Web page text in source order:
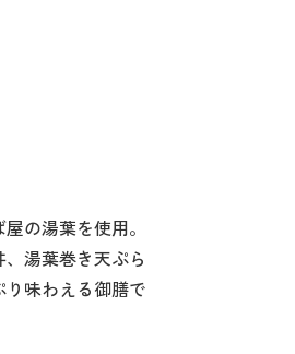
の湯葉を使用。
湯葉巻き天ぷら
味わえる御膳で